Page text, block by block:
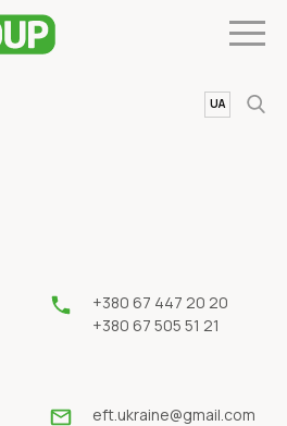
UA
EN
+380 67 447 20 20
+380 67 505 51 21
eft.ukraine@gmail.com